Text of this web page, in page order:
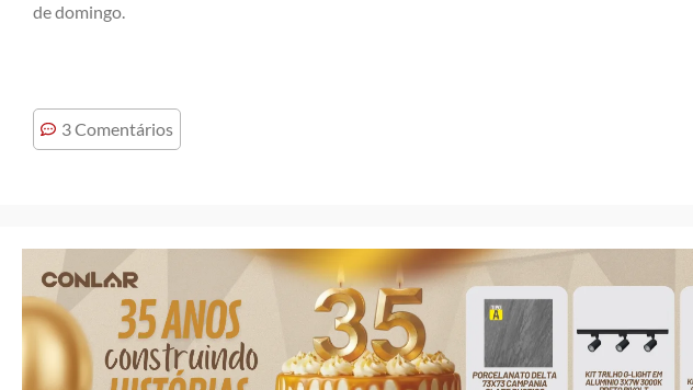
de domingo.
3 Comentários